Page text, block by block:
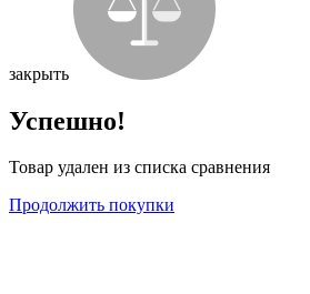
закрыть
Успешно!
Товар удален из списка сравнения
Продолжить покупки